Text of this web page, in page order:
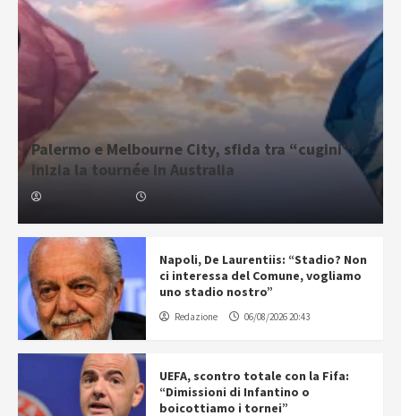
Palermo e Melbourne City, sfida tra “cugini”:
inizia la tournée in Australia
Napoli, De Laurentiis: “Stadio? Non
ci interessa del Comune, vogliamo
uno stadio nostro”
Redazione 06/08/2026 20:43
UEFA, scontro totale con la Fifa:
“Dimissioni di Infantino o
boicottiamo i tornei”